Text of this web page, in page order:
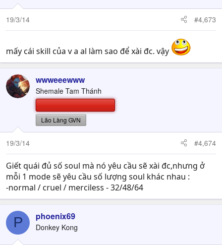
19/3/14 #4,673
mấy cái skill của v a al làm sao để xài đc. vậy
wwweeewww
Shemale Tam Thánh
Lão Làng GVN
19/3/14 #4,674
Giết quái đủ số soul mà nó yêu cầu sẽ xài đc,nhưng ở
mỗi 1 mode sẽ yêu cầu số lượng soul khác nhau :
-normal / cruel / merciless - 32/48/64
P phoenix69
Donkey Kong